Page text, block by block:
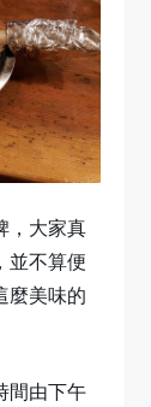
，大家真
並不算便
麼美味的
間由下午